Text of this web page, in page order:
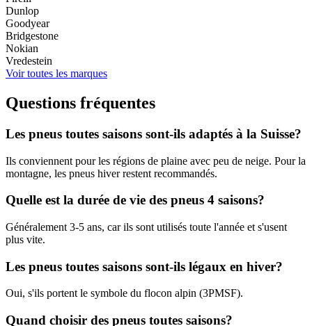
Dunlop
Goodyear
Bridgestone
Nokian
Vredestein
Voir toutes les marques
Questions fréquentes
Les pneus toutes saisons sont-ils adaptés à la Suisse?
Ils conviennent pour les régions de plaine avec peu de neige. Pour la
montagne, les pneus hiver restent recommandés.
Quelle est la durée de vie des pneus 4 saisons?
Généralement 3-5 ans, car ils sont utilisés toute l'année et s'usent
plus vite.
Les pneus toutes saisons sont-ils légaux en hiver?
Oui, s'ils portent le symbole du flocon alpin (3PMSF).
Quand choisir des pneus toutes saisons?